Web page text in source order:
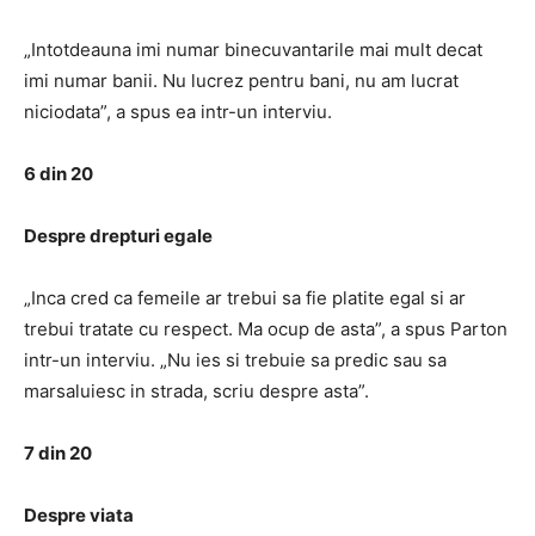
„Intotdeauna imi numar binecuvantarile mai mult decat
imi numar banii. Nu lucrez pentru bani, nu am lucrat
niciodata”, a spus ea intr-un interviu.
6 din 20
Despre drepturi egale
„Inca cred ca femeile ar trebui sa fie platite egal si ar
trebui tratate cu respect. Ma ocup de asta”, a spus Parton
intr-un interviu. „Nu ies si trebuie sa predic sau sa
marsaluiesc in strada, scriu despre asta”.
7 din 20
Despre viata